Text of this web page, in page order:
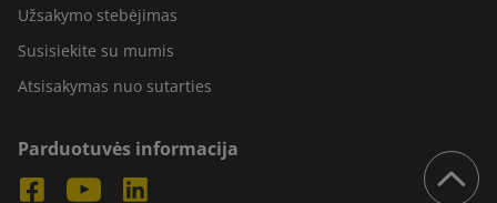
Užsakymo stebėjimas
Susisiekite su mumis
Atsisakymas nuo sutarties
Parduotuvės informacija